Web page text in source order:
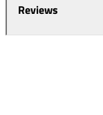
Reviews